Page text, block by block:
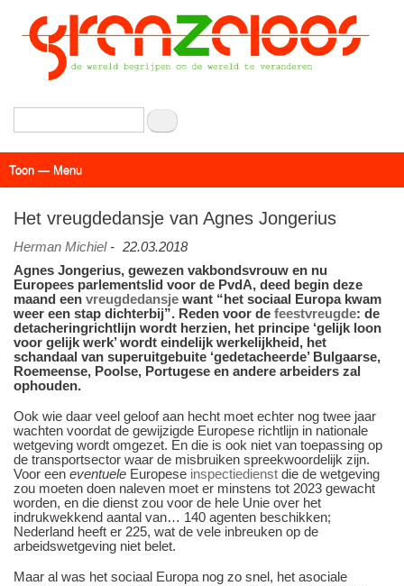
Overslaan
en
naar
de
Zoeken
Menu
Toon — Menu
Het vreugdedansje van Agnes Jongerius
Herman Michiel- 22.03.2018
Agnes Jongerius, gewezen vakbondsvrouw en nu
Europees parlementslid voor de PvdA, deed begin deze
maand een vreugdedansje want “het sociaal Europa kwam
weer een stap dichterbij”. Reden voor de feestvreugde: de
detacheringrichtlijn wordt herzien, het principe ‘gelijk loon
voor gelijk werk’ wordt eindelijk werkelijkheid, het
schandaal van superuitgebuite ‘gedetacheerde’ Bulgaarse,
Roemeense, Poolse, Portugese en andere arbeiders zal
ophouden.
Ook wie daar veel geloof aan hecht moet echter nog twee jaar
wachten voordat de gewijzigde Europese richtlijn in nationale
wetgeving wordt omgezet. En die is ook niet van toepassing op
de transportsector waar de misbruiken spreekwoordelijk zijn.
Voor een eventuele Europese inspectiedienst die de wetgeving
zou moeten doen naleven moet er minstens tot 2023 gewacht
worden, en die dienst zou voor de hele Unie over het
indrukwekkend aantal van… 140 agenten beschikken;
Nederland heeft er 225, wat de vele inbreuken op de
arbeidswetgeving niet belet.
Maar al was het sociaal Europa nog zo snel, het asociale